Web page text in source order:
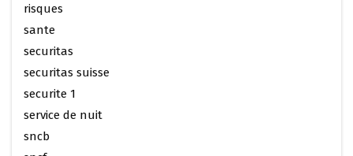
risques
sante
securitas
securitas suisse
securite 1
service de nuit
sncb